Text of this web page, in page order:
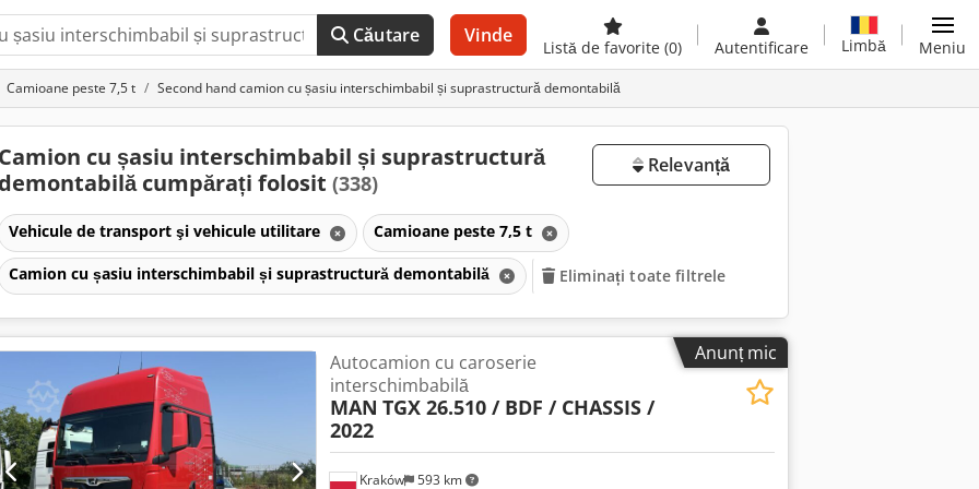
Căutare Vinde
Listă de favorite (0) Autentificare Limbă Meniu
Camioane peste 7,5 t Second hand camion cu șasiu interschimbabil și suprastructură demontabilă
Camion cu șasiu interschimbabil și suprastructură
demontabilă cumpărați folosit (338)
Relevanță
Vehicule de transport şi vehicule utilitare Camioane peste 7,5 t
Camion cu șasiu interschimbabil și suprastructură demontabilă Eliminați toate filtrele
Anunț mic
Kraków 593 km
Autocamion cu caroserie
interschimbabilă
MAN TGX 26.510 / BDF / CHASSIS /
2022